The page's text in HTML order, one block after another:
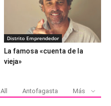
Distrito Emprendedor
La famosa «cuenta de la
vieja»
All Antofagasta Más